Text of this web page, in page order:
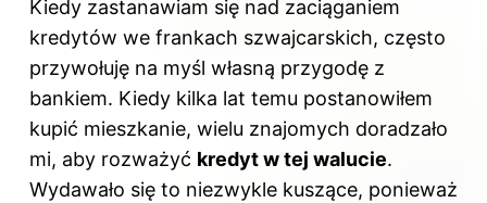
Kiedy zastanawiam się nad zaciąganiem
kredytów we frankach szwajcarskich, często
przywołuję na myśl własną przygodę z
bankiem. Kiedy kilka lat temu postanowiłem
kupić mieszkanie, wielu znajomych doradzało
mi, aby rozważyć kredyt w tej walucie.
Wydawało się to niezwykle kuszące, ponieważ